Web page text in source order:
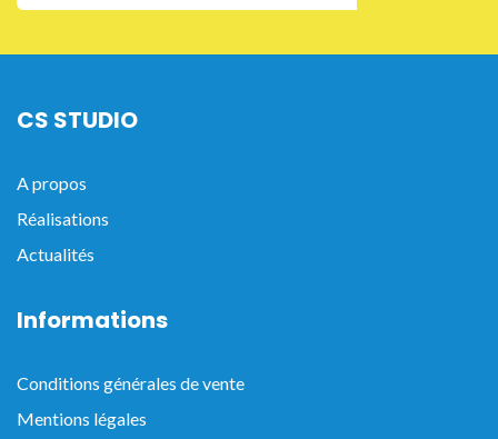
CS STUDIO
A propos
Réalisations
Actualités
Informations
Conditions générales de vente
Mentions légales